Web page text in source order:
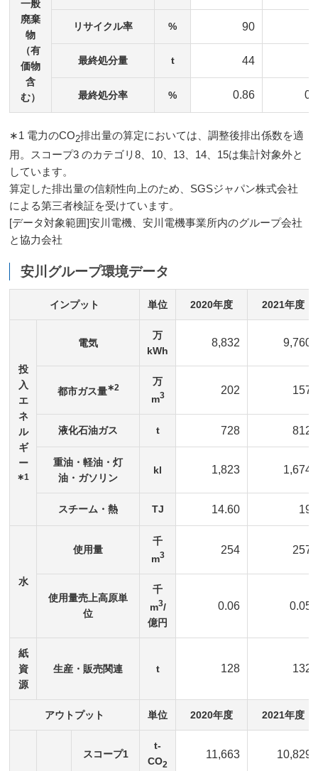
一般
廃棄
物
（有
価物
含
む）
リサイクル率 % 90
最終処分量 t 44
最終処分率 % 0.86
∗1 電力のCO2排出量の算定においては、調整後排出係数を適
用。スコープ3 のカテゴリ8、10、13、14、15は集計対象外と
しています。
算定した排出量の信頼性向上のため、SGSジャパン株式会社
による第三者検証を受けています。
[データ対象範囲]安川電機、安川電機事業所内のグループ会社
と協力会社
安川グループ環境データ
インプット 単位 2020年度 2021年度
投
入
エ
ネ
ル
ギ
ー
∗1
電気
万
kWh
8,832 9,760
都市ガス量∗2
万
m3 202 157
液化石油ガス t 728 812
重油・軽油・灯
油・ガソリン
kl 1,823 1,674
スチーム・熱 TJ 14.60 19
水
使用量
千
m3 254 257
使用量売上高原単
位
千
m3/
億円
0.06 0.05
紙
資
源
生産・販売関連 t 128 132
アウトプット 単位 2020年度 2021年度
スコープ1
t-
CO2
11,663 10,829